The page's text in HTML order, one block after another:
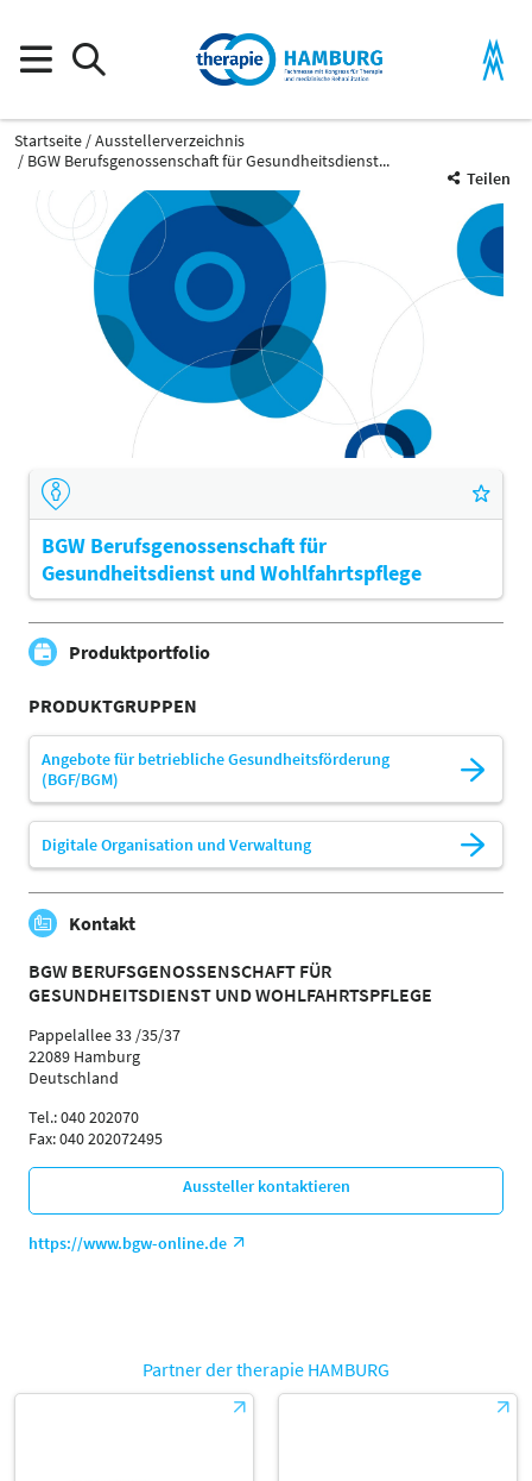
Startseite
Ausstellerverzeichnis
BGW Berufsgenossenschaft für Gesundheitsdienst...
Teilen
BGW Berufsgenossenschaft für
Gesundheitsdienst und Wohlfahrtspflege
Produktportfolio
PRODUKTGRUPPEN
Angebote für betriebliche Gesundheitsförderung
(BGF/BGM)
Digitale Organisation und Verwaltung
Kontakt
BGW BERUFSGENOSSENSCHAFT FÜR
GESUNDHEITSDIENST UND WOHLFAHRTSPFLEGE
Pappelallee 33 /35/37
22089 Hamburg
Deutschland
Tel.: 040 202070
Fax: 040 202072495
Aussteller kontaktieren
https://www.bgw-online.de
Partner der therapie HAMBURG